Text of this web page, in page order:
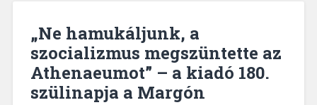
„Ne hamukáljunk, a
szocializmus megszüntette az
Athenaeumot” – a kiadó 180.
szülinapja a Margón